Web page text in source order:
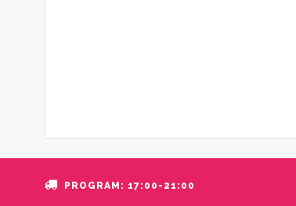
PROGRAM: 17:00-21:00